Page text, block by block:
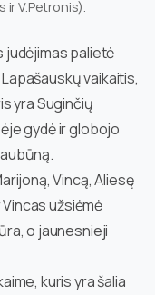
ir V.Petronis).
judėjimas palietė
vaikaitis,
yra Suginčių
gydė ir globojo
Vincą, Aliesę
užsiėmė
o jaunesnieji
kuris yra šalia